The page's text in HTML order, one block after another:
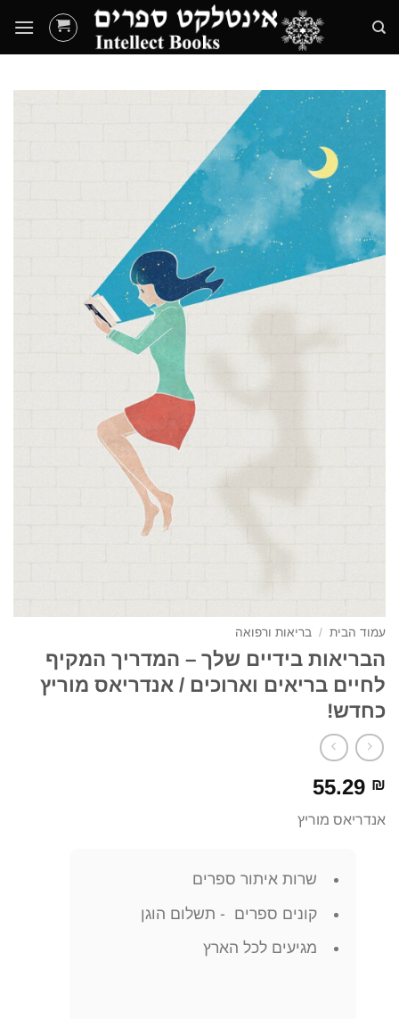
content
עמוד הבית / בריאות ורפואה
הבריאות בידיים שלך – המדריך המקיף
לחיים בריאים וארוכים / אנדריאס מוריץ
כחדש!
55.29 ₪
אנדריאס מוריץ
שרות איתור ספרים
קונים ספרים - תשלום הוגן
מגיעים לכל הארץ